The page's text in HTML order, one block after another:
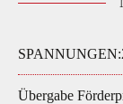
Übergabe